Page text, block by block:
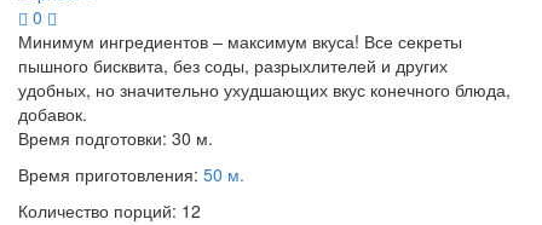
0
Минимум ингредиентов – максимум вкуса! Все секреты
пышного бисквита, без соды, разрыхлителей и других
удобных, но значительно ухудшающих вкус конечного блюда,
добавок.
Время подготовки: 30 м.
Время приготовления: 50 м.
Количество порций: 12